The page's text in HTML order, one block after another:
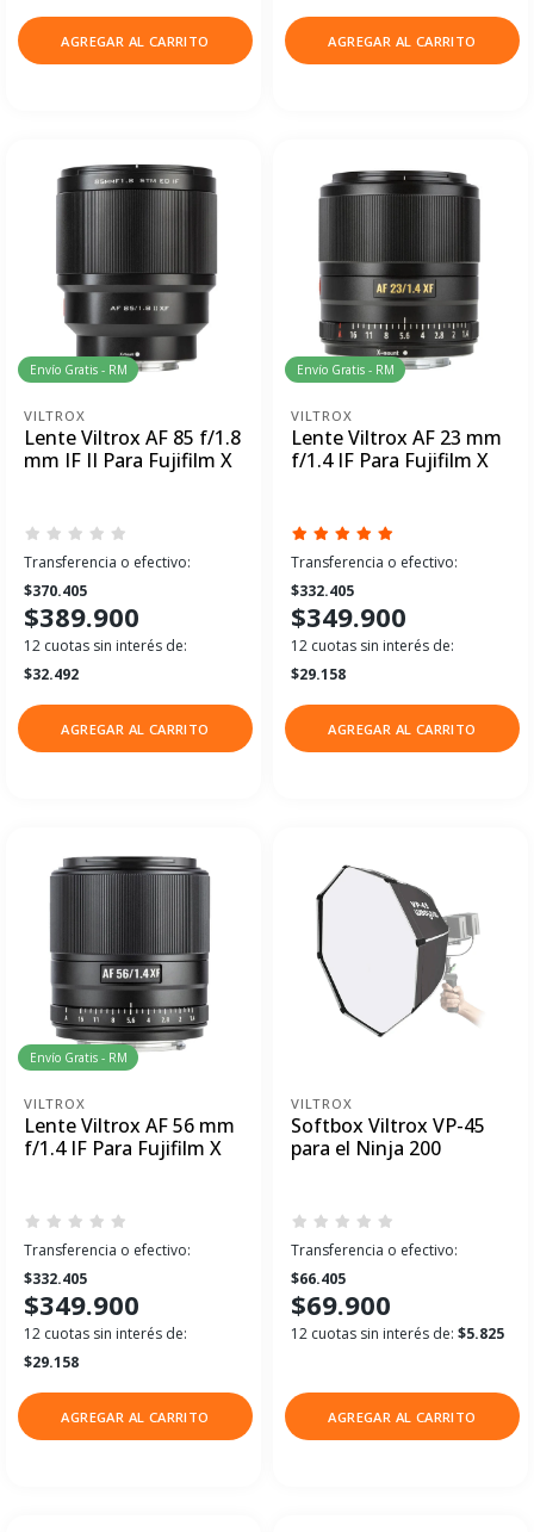
AGREGAR AL CARRITO AGREGAR AL CARRITO
Envío Gratis - RM
VILTROX
Lente Viltrox AF 85 f/1.8
mm IF II Para Fujifilm X
Transferencia o efectivo:
$370.405
$389.900
12 cuotas sin interés de:
$32.492
AGREGAR AL CARRITO
Envío Gratis - RM
VILTROX
Lente Viltrox AF 23 mm
f/1.4 IF Para Fujifilm X
Transferencia o efectivo:
$332.405
$349.900
12 cuotas sin interés de:
$29.158
AGREGAR AL CARRITO
Envío Gratis - RM
VILTROX
Lente Viltrox AF 56 mm
f/1.4 IF Para Fujifilm X
Transferencia o efectivo:
$332.405
$349.900
12 cuotas sin interés de:
$29.158
AGREGAR AL CARRITO
VILTROX
Softbox Viltrox VP-45
para el Ninja 200
Transferencia o efectivo:
$66.405
$69.900
12 cuotas sin interés de: $5.825
AGREGAR AL CARRITO